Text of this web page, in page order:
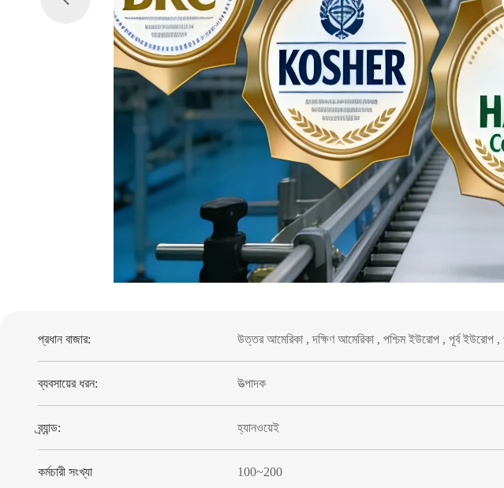
প্রধান বাজার: উত্তর আমেরিকা , দক্ষিণ আমেরিকা , পশ্চিম ইউরোপ , পূর্ব ইউরোপ ,
ব্যবসায়ের ধরন: উত্পাদক
ব্র্যান্ড: হ্যানওয়েই
কর্মচারী সংখ্যা 100~200